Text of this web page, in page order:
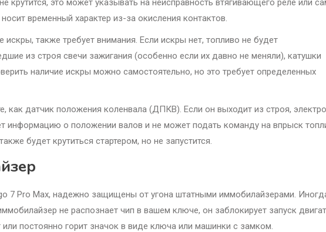
крутится, это может указывать на неисправность втягивающего реле или
временный характер из-за окисления контактов.
также требует внимания. Если искры нет, топливо не будет
из строя свечи зажигания (особенно если их давно не меняли), катушки
наличие искры можно самостоятельно, но это требует определенных
как датчик положения коленвала (ДПКВ). Если он выходит из строя,
информацию о положении валов и не может подать команду на впрыск
будет крутиться стартером, но не запустится.
7 Pro Max, надежно защищены от угона штатными иммобилайзерами.
не распознает чип в вашем ключе, он заблокирует запуск
постоянно горит значок в виде ключа или машинки с замком.